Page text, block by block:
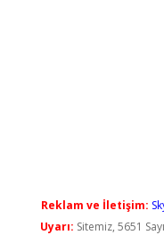
Reklam ve İletişim:
Uyarı: Sitemiz, 5651